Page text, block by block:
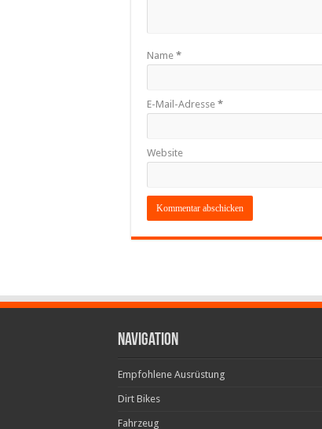
Name *
E-Mail-Adresse *
Website
Navigation
Empfohlene Ausrüstung
Dirt Bikes
Fahrzeug